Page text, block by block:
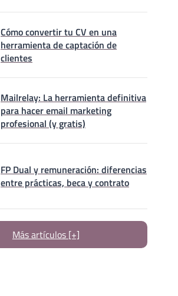
Cómo convertir tu CV en una
herramienta de captación de
clientes
Mailrelay: La herramienta definitiva
para hacer email marketing
profesional (y gratis)
FP Dual y remuneración: diferencias
entre prácticas, beca y contrato
Más artículos [+]